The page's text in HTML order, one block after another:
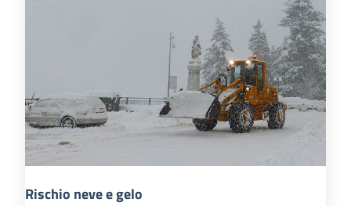
Rischio neve e gelo